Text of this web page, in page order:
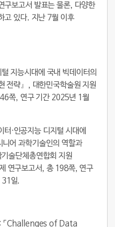
구보고서 발표는 물론, 다양한
고 있다. 지난 7월 이후
털 지능시대에 국내 빅데이터의
전략』, 대한민국학술원 지원
쪽, 연구 기간 2025년 1월
터⋅인공지능 디지털 시대에
어 과학기술인의 역할과
술단체총연합회 지원
연구보고서, 총 198쪽, 연구
일.
⌜Challenges of Data